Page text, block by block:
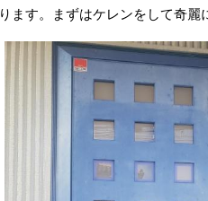
ります。まずはケレンをして奇麗